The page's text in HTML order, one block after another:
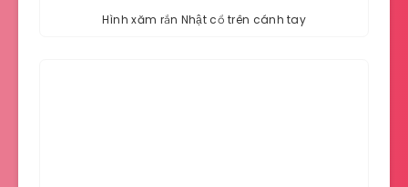
Hình xăm rắn Nhật cổ trên cánh tay